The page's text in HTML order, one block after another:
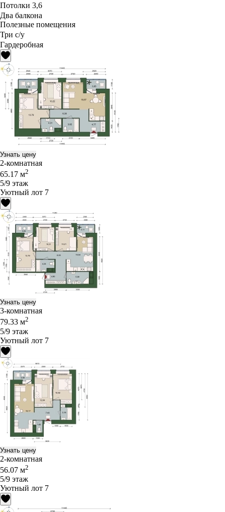
Потолки 3,6
Два балкона
Полезные помещения
Три с/у
Гардеробная
Узнать цену
2-комнатная
65.17 м2
5/9 этаж
Уютный лот 7
Узнать цену
3-комнатная
79.33 м2
5/9 этаж
Уютный лот 7
Узнать цену
2-комнатная
56.07 м2
5/9 этаж
Уютный лот 7